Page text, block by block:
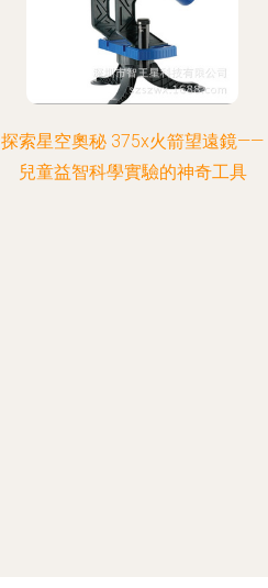
探索星空奧秘 375x火箭望遠鏡——
兒童益智科學實驗的神奇工具